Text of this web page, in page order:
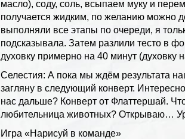
масло), соду, соль, всыпаем муку и
получается жидким, по желанию можно
выполняли все этапы по очереди, я
подсказывала. Затем разлили тесто в
духовку примерно на 40 минут (духовку
Селестия: А пока мы ждём результата
загляну в следующий конверт.
нас дальше? Конверт от Флаттершай.
любительница животных? Открываю…
Игра «Нарисуй в команде»